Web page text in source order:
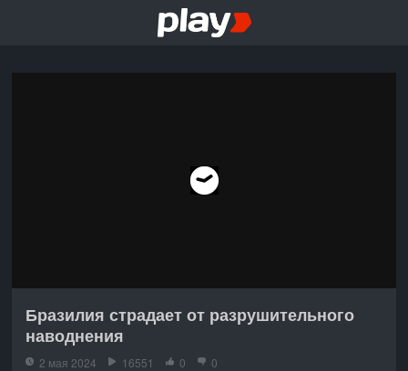
Бразилия страдает от разрушительного
наводнения
2 мая 2024 16551 0 0